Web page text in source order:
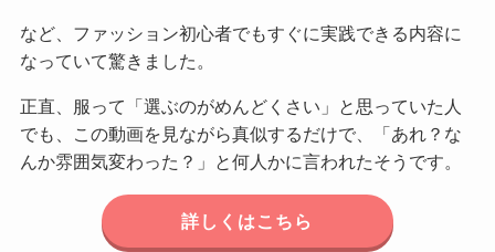
など、ファッション初心者でもすぐに実践できる内容に
なっていて驚きました。
正直、服って「選ぶのがめんどくさい」と思っていた人
でも、この動画を見ながら真似するだけで、「あれ？な
んか雰囲気変わった？」と何人かに言われたそうです。
詳しくはこちら